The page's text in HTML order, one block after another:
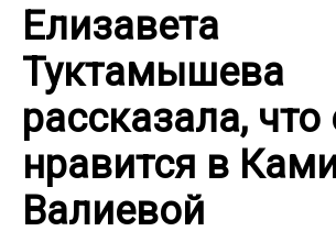
Елизавета
Туктамышева
рассказала, что
нравится в
Валиевой